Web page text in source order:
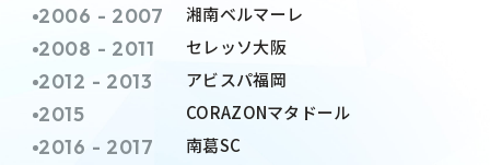
2006 - 2007 湘南ベルマーレ
2008 - 2011 セレッソ大阪
2012 - 2013 アビスパ福岡
2015 CORAZONマタドール
2016 - 2017 南葛SC